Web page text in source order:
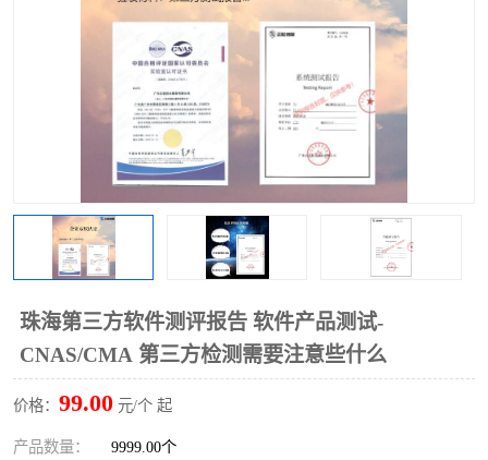
珠海第三方软件测评报告 软件产品测试-
CNAS/CMA 第三方检测需要注意些什么
价格： 99.00 元/个 起
产品数量： 9999.00个